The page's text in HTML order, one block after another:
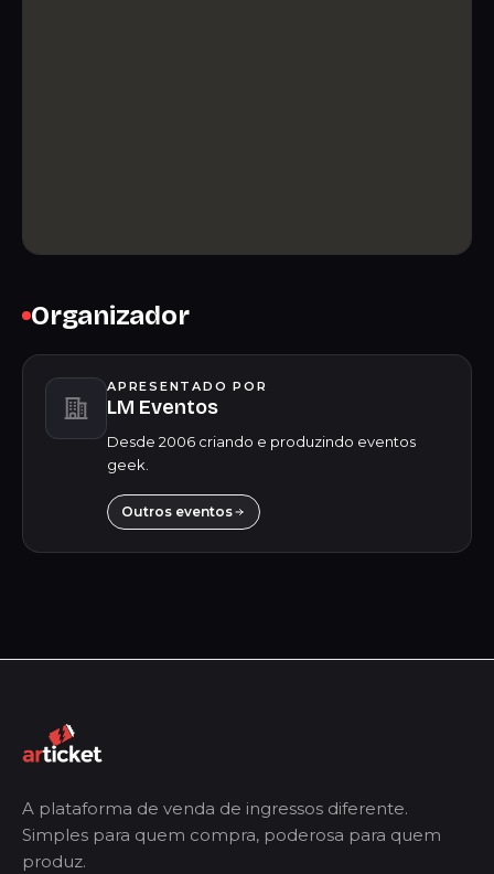
Organizador
APRESENTADO POR
LM Eventos
Desde 2006 criando e produzindo eventos
geek.
Outros eventos
A plataforma de venda de ingressos diferente.
Simples para quem compra, poderosa para quem
produz.